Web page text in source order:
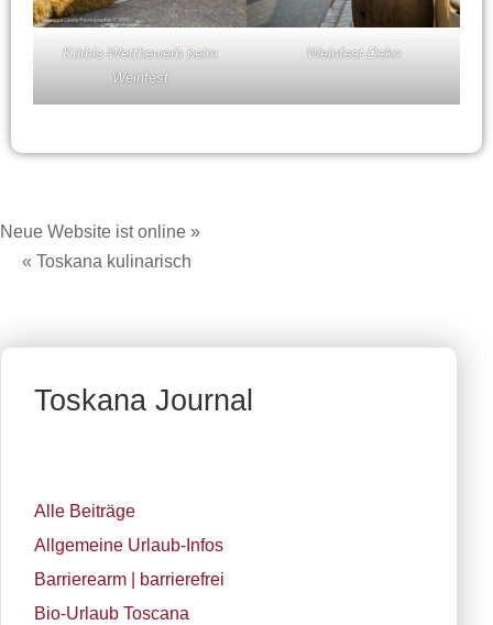
Kürbis-Wettbewerb beim
Weinfest
Weinfest-Deko
Neue Website ist online »
« Toskana kulinarisch
Toskana Journal
Alle Beiträge
Allgemeine Urlaub-Infos
Barrierearm | barrierefrei
Bio-Urlaub Toscana